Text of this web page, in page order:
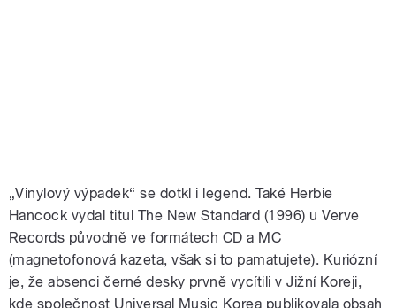
„Vinylový výpadek“ se dotkl i legend. Také Herbie
Hancock vydal titul The New Standard (1996) u Verve
Records původně ve formátech CD a MC
(magnetofonová kazeta, však si to pamatujete). Kuriózní
je, že absenci černé desky prvně vycítili v Jižní Koreji,
kde společnost Universal Music Korea publikovala obsah